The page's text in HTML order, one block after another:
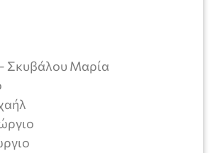
Σκυβάλου Μαρία